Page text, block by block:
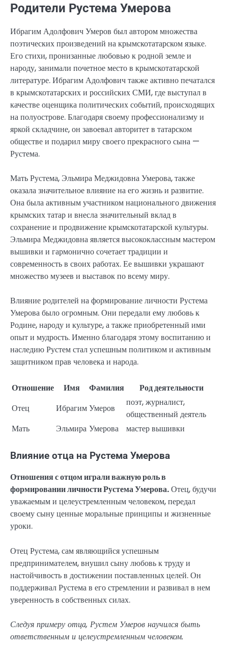
Родители Рустема Умерова
Ибрагим Адолфович Умеров был автором множества
поэтических произведений на крымскотатарском языке.
Его стихи, пронизанные любовью к родной земле и
народу, занимали почетное место в крымскотатарской
литературе. Ибрагим Адолфович также активно печатался
в крымскотатарских и российских СМИ, где выступал в
качестве оценщика политических событий, происходящих
на полуострове. Благодаря своему профессионализму и
яркой складчине, он завоевал авторитет в татарском
обществе и подарил миру своего прекрасного сына —
Рустема.
Мать Рустема, Эльмира Меджидовна Умерова, также
оказала значительное влияние на его жизнь и развитие.
Она была активным участником национального движения
крымских татар и внесла значительный вклад в
сохранение и продвижение крымскотатарской культуры.
Эльмира Меджидовна является высококлассным мастером
вышивки и гармонично сочетает традиции и
современность в своих работах. Ее вышивки украшают
множество музеев и выставок по всему миру.
Влияние родителей на формирование личности Рустема
Умерова было огромным. Они передали ему любовь к
Родине, народу и культуре, а также приобретенный ими
опыт и мудрость. Именно благодаря этому воспитанию и
наследию Рустем стал успешным политиком и активным
защитником прав человека и народа.
Отношение Имя Фамилия
Род деятельности
Отец
ИбрагимУмеров
поэт, журналист,
общественный деятель
Мать
Эльмира Умерова мастер вышивки
Влияние отца на Рустема Умерова
Отношения с отцом играли важную роль в
формировании личности Рустема Умерова.Отец, будучи
уважаемым и целеустремленным человеком, передал
своему сыну ценные моральные принципы и жизненные
уроки.
Отец Рустема, сам являющийся успешным
предпринимателем, внушил сыну любовь к труду и
настойчивость в достижении поставленных целей. Он
поддерживал Рустема в его стремлении и развивал в нем
уверенность в собственных силах.
Следуя примеру отца, Рустем Умеров научился быть
ответственным и целеустремленным человеком.